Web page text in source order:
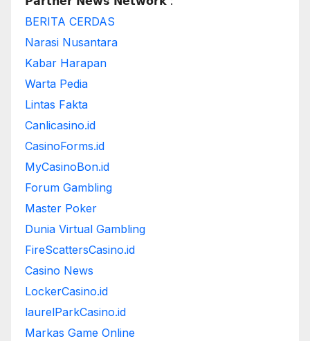
BERITA CERDAS
Narasi Nusantara
Kabar Harapan
Warta Pedia
Lintas Fakta
Canlicasino.id
CasinoForms.id
MyCasinoBon.id
Forum Gambling
Master Poker
Dunia Virtual Gambling
FireScattersCasino.id
Casino News
LockerCasino.id
laurelParkCasino.id
Markas Game Online